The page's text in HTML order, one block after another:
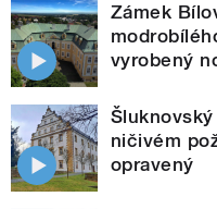
Zámek
vyrobený
ničivém
opravený